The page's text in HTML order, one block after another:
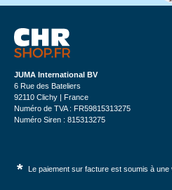
JUMA International BV
6 Rue des Bateliers
92110 Clichy | France
Numéro de TVA : FR59815313275
Numéro Siren : 815313275
* Le paiement sur facture est soumis à une